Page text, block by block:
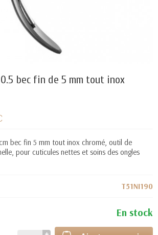
bec fin de 5 mm tout inox
bec fin 5 mm tout inox chromé, outil de
pour cuticules nettes et soins des ongles
T51NI190
En stock